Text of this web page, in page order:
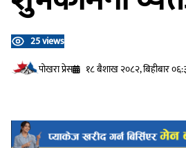
25 views
प‍ोखरा प्रेस
१८ बैशाख २०८२, बिहीबार